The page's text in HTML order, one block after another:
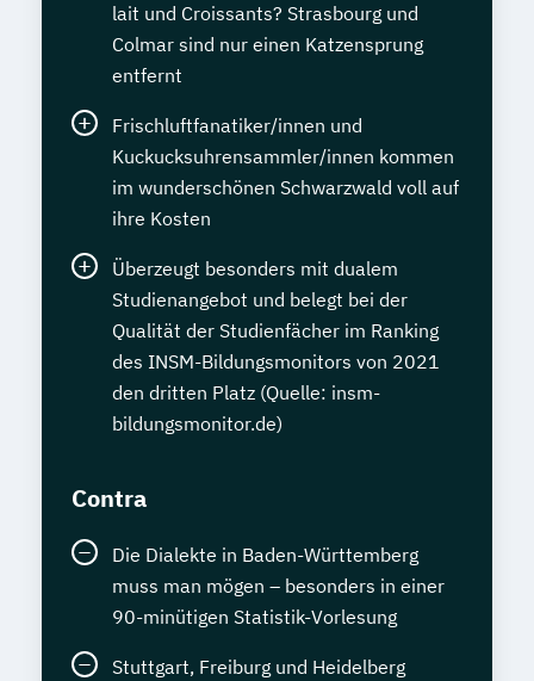
lait und Croissants? Strasbourg und
Colmar sind nur einen Katzensprung
entfernt
Frischluftfanatiker/innen und
Kuckucksuhrensammler/innen kommen
im wunderschönen Schwarzwald voll auf
ihre Kosten
Überzeugt besonders mit dualem
Studienangebot und belegt bei der
Qualität der Studienfächer im Ranking
des INSM-Bildungsmonitors von 2021
den dritten Platz (Quelle: insm-
bildungsmonitor.de)
Contra
Die Dialekte in Baden-Württemberg
muss man mögen – besonders in einer
90-minütigen Statistik-Vorlesung
Stuttgart, Freiburg und Heidelberg